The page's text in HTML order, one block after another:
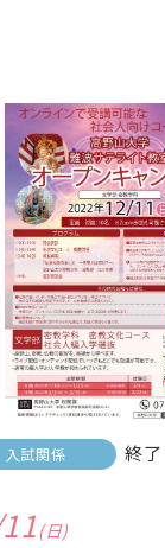
入試関係 終了
(日)